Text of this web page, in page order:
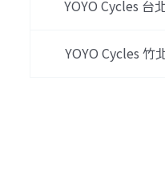
YOYO Cycles 台
YOYO Cycles 竹